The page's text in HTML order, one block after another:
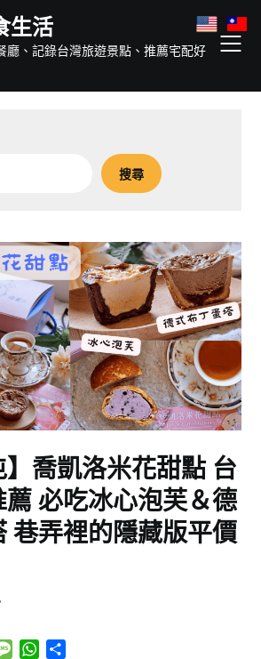
生活
廳、記錄台灣旅遊景點、推薦宅配好
搜尋
】喬凱洛米花甜點 台
必吃冰心泡芙＆德
巷弄裡的隱藏版平價
MessageWhatsApp